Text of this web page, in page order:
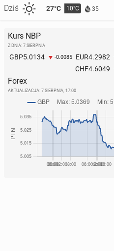
Dziś 27°C 10°C 35
Kurs NBP
Z DNIA: 7 SIERPNIA
GBP5.0134 -0.0085 EUR4.2982
CHF4.6049
Forex
AKTUALIZACJA: 7 SIERPNIA, 17:00